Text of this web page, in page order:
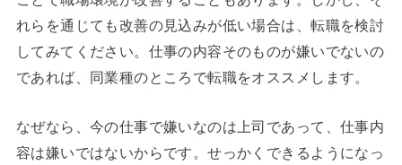
れらを通じても改善の見込みが低い場合は、転職を検討
してみてください。仕事の内容そのものが嫌いでないの
であれば、同業種のところで転職をオススメします。
なぜなら、今の仕事で嫌いなのは上司であって、仕事内
容は嫌いではないからです。せっかくできるようになっ